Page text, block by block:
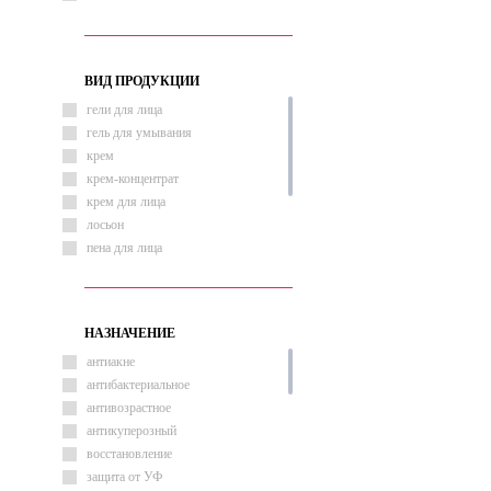
ВИД ПРОДУКЦИИ
гели для лица
гель для умывания
крем
крем-концентрат
крем для лица
лосьон
пена для лица
сыворотка для лица
НАЗНАЧЕНИЕ
антиакне
антибактериальное
антивозрастное
антикуперозный
восстановление
защита от УФ